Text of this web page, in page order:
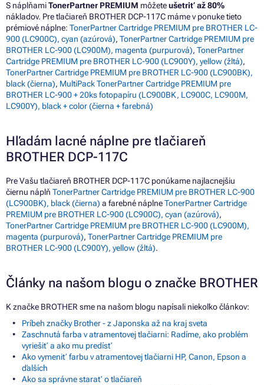
S náplňamiTonerPartner PREMIUM môžeteušetriť až 80%
nákladov. Pre tlačiareň BROTHER DCP-117C máme v ponuke tieto
prémiové náplne: TonerPartner Cartridge PREMIUM pre BROTHER LC-
900 (LC900C), cyan (azúrová), TonerPartner Cartridge PREMIUM pre
BROTHER LC-900 (LC900M), magenta (purpurová), TonerPartner
Cartridge PREMIUM pre BROTHER LC-900 (LC900Y), yellow (žltá),
TonerPartner Cartridge PREMIUM pre BROTHER LC-900 (LC900BK),
black (čierna), MultiPack TonerPartner Cartridge PREMIUM pre
BROTHER LC-900 + 20ks fotopapíru (LC900BK, LC900C, LC900M,
LC900Y), black + color (čierna + farebná)
Hľadám lacné náplne pre tlačiareň
BROTHER DCP-117C
Pre Vašu tlačiareň BROTHER DCP-117C ponúkame najlacnejšiu
čiernu náplň TonerPartner Cartridge PREMIUM pre BROTHER LC-900
(LC900BK), black (čierna) a farebné náplneTonerPartner Cartridge
PREMIUM pre BROTHER LC-900 (LC900C), cyan (azúrová),
TonerPartner Cartridge PREMIUM pre BROTHER LC-900 (LC900M),
magenta (purpurová), TonerPartner Cartridge PREMIUM pre
BROTHER LC-900 (LC900Y), yellow (žltá).
Články na našom blogu o značke BROTHER
K značke BROTHER sme na našom blogu napísali niekoľko článkov:
Príbeh značky Brother - z Japonska až na kraj sveta
Zaschnutá farba v atramentovej tlačiarni: Radíme, ako problém
vyriešiť a ako mu predísť
Ako vymeniť farbu v atramentovej tlačiarni HP, Canon, Epson a
ďalších
Ako sa správne starať o tlačiareň